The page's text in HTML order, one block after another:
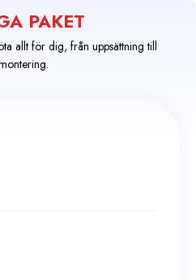
PAKET
allt för dig, från uppsättning till